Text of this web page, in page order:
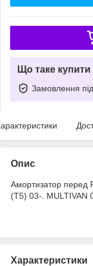
Що таке
Замовлення
Опис
Амортизатор перед
(T5) 03-. MULTIVAN
Характеристики